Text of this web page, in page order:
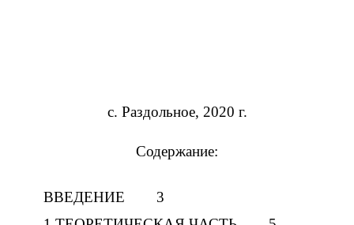
с. Раздольное, 2020 г.
Содержание:
ВВЕДЕНИЕ 3